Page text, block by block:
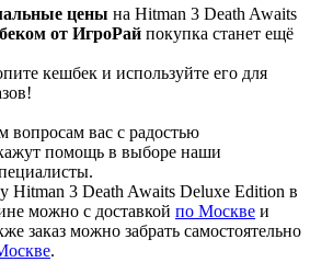
цены на Hitman 3 Death Awaits
от ИгроРай покупка станет ещё
кешбек и используйте его для
вас с радостью
помощь в выборе наши
Hitman 3 Death Awaits Deluxe Edition в
можно с доставкой по Москве и
заказ можно забрать самостоятельно
.